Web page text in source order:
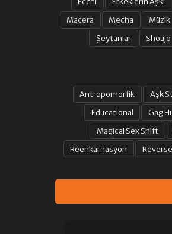
Macera
Mecha Müzik
Şeytanlar
Shoujo
Antropomorfik Aşk
Educational
Gag
Magical Sex Shift
Reenkarnasyon